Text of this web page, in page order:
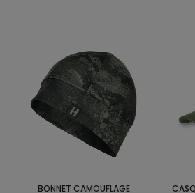
BONNET CAMOUFLAGE